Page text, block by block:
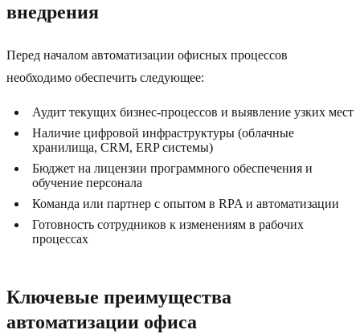
внедрения
Перед началом автоматизации офисных процессов
необходимо обеспечить следующее:
Аудит текущих бизнес-процессов и выявление узких мест
Наличие цифровой инфраструктуры (облачные
хранилища, CRM, ERP системы)
Бюджет на лицензии программного обеспечения и
обучение персонала
Команда или партнер с опытом в RPA и автоматизации
Готовность сотрудников к изменениям в рабочих
процессах
Ключевые преимущества
автоматизации офиса